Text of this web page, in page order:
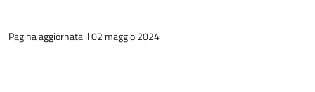
Pagina aggiornata il 02 maggio 2024